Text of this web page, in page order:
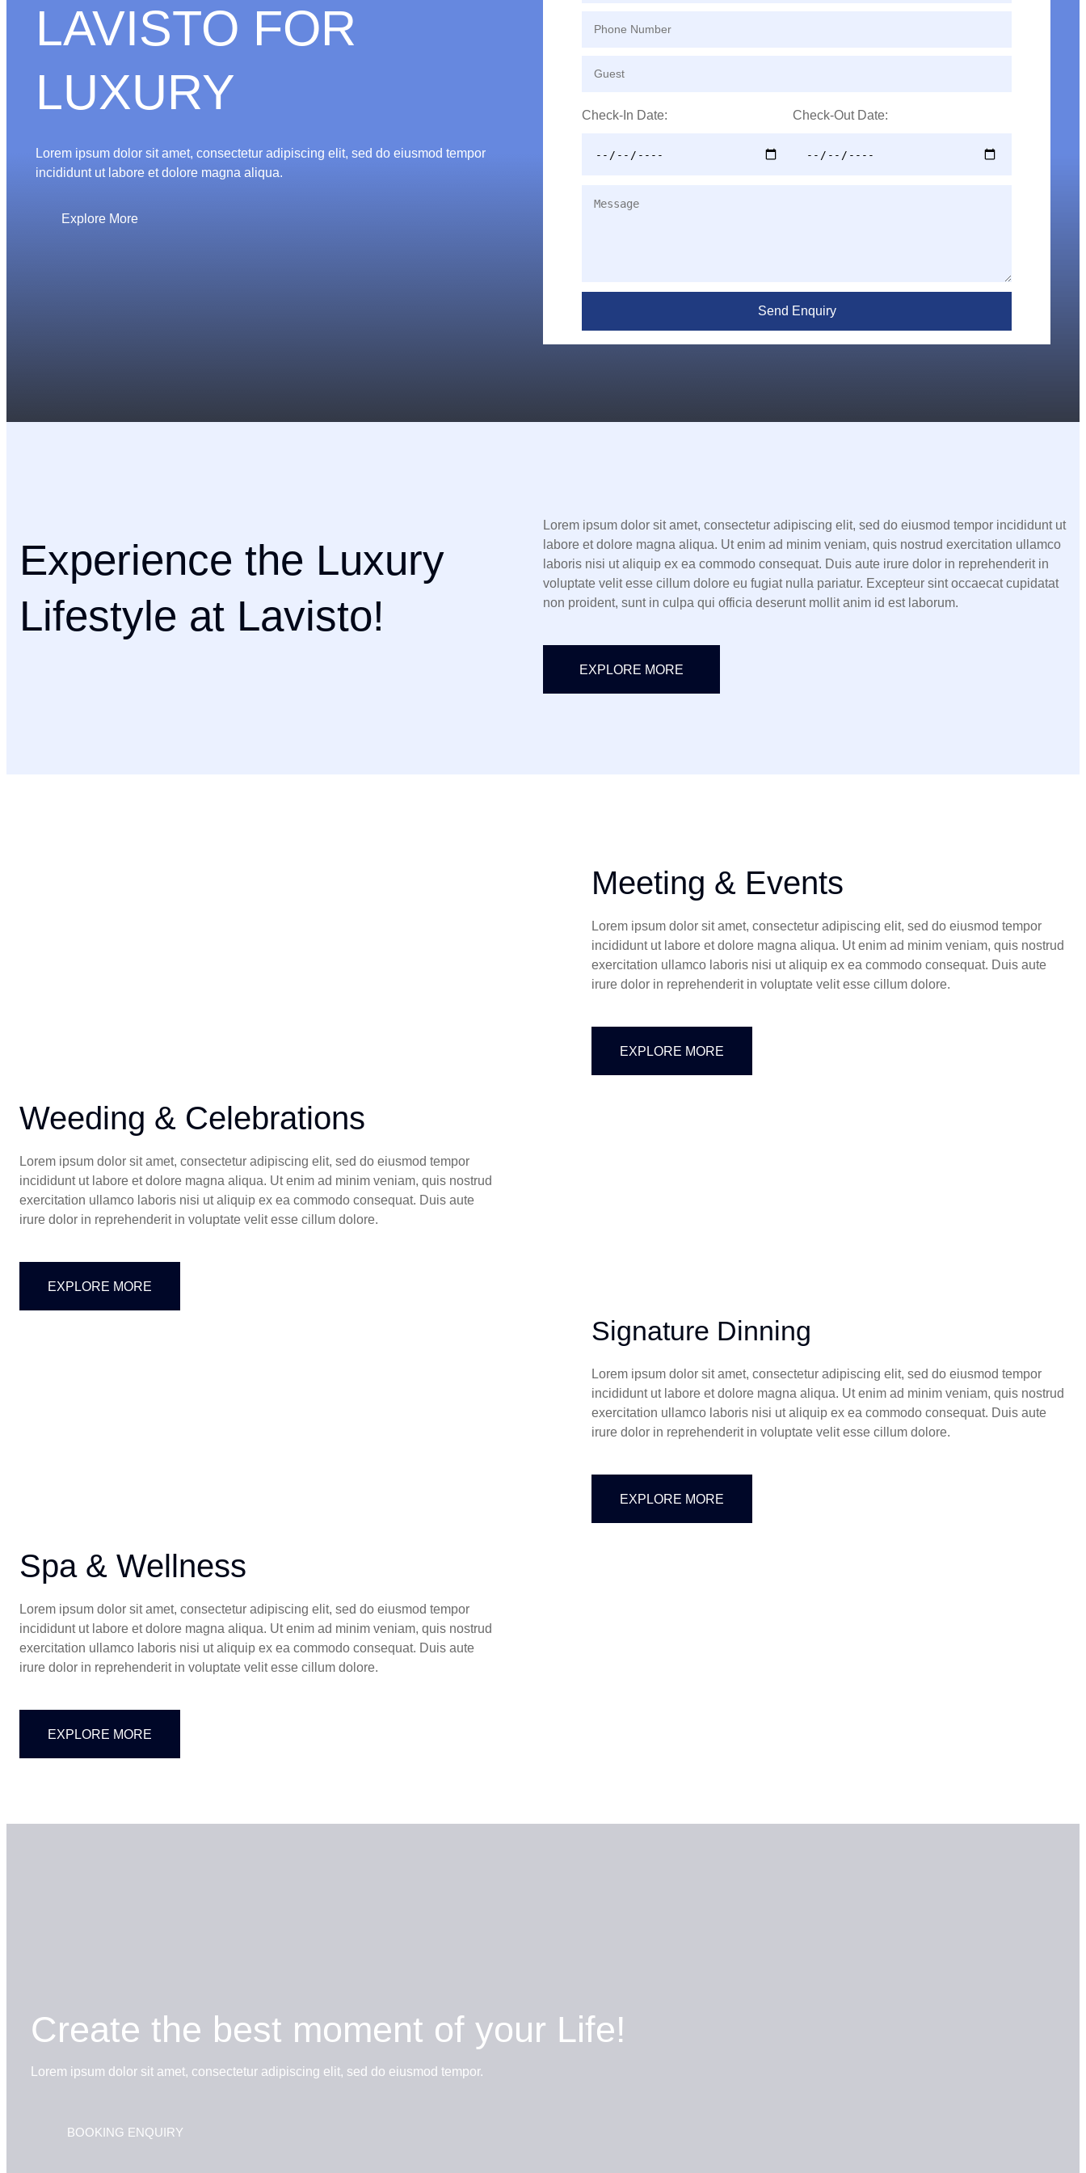
LAVISTO FOR
LUXURY
Lorem ipsum dolor sit amet, consectetur adipiscing elit, sed do eiusmod tempor
incididunt ut labore et dolore magna aliqua.
Explore More
Check-In Date: Check-Out Date:
Experience the Luxury
Lifestyle at Lavisto!
Lorem ipsum dolor sit amet, consectetur adipiscing elit, sed do eiusmod tempor incididunt ut
labore et dolore magna aliqua. Ut enim ad minim veniam, quis nostrud exercitation ullamco
laboris nisi ut aliquip ex ea commodo consequat. Duis aute irure dolor in reprehenderit in
voluptate velit esse cillum dolore eu fugiat nulla pariatur. Excepteur sint occaecat cupidatat
non proident, sunt in culpa qui officia deserunt mollit anim id est laborum.
EXPLORE MORE
Meeting & Events
Lorem ipsum dolor sit amet, consectetur adipiscing elit, sed do eiusmod tempor
incididunt ut labore et dolore magna aliqua. Ut enim ad minim veniam, quis nostrud
exercitation ullamco laboris nisi ut aliquip ex ea commodo consequat. Duis aute
irure dolor in reprehenderit in voluptate velit esse cillum dolore.
EXPLORE MORE
Weeding & Celebrations
Lorem ipsum dolor sit amet, consectetur adipiscing elit, sed do eiusmod tempor
incididunt ut labore et dolore magna aliqua. Ut enim ad minim veniam, quis nostrud
exercitation ullamco laboris nisi ut aliquip ex ea commodo consequat. Duis aute
irure dolor in reprehenderit in voluptate velit esse cillum dolore.
EXPLORE MORE
Signature Dinning
Lorem ipsum dolor sit amet, consectetur adipiscing elit, sed do eiusmod tempor
incididunt ut labore et dolore magna aliqua. Ut enim ad minim veniam, quis nostrud
exercitation ullamco laboris nisi ut aliquip ex ea commodo consequat. Duis aute
irure dolor in reprehenderit in voluptate velit esse cillum dolore.
EXPLORE MORE
Spa & Wellness
Lorem ipsum dolor sit amet, consectetur adipiscing elit, sed do eiusmod tempor
incididunt ut labore et dolore magna aliqua. Ut enim ad minim veniam, quis nostrud
exercitation ullamco laboris nisi ut aliquip ex ea commodo consequat. Duis aute
irure dolor in reprehenderit in voluptate velit esse cillum dolore.
EXPLORE MORE
Create the best moment of your Life!
Lorem ipsum dolor sit amet, consectetur adipiscing elit, sed do eiusmod tempor.
BOOKING ENQUIRY